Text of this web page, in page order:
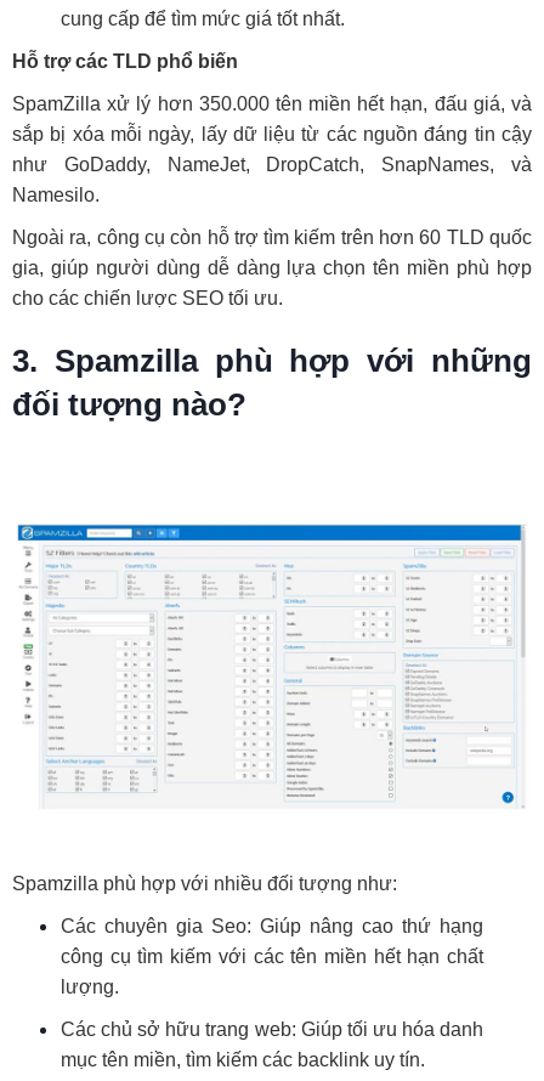
cung cấp để tìm mức giá tốt nhất.
Hỗ trợ các TLD phổ biến
SpamZilla xử lý hơn 350.000 tên miền hết hạn, đấu giá, và
sắp bị xóa mỗi ngày, lấy dữ liệu từ các nguồn đáng tin cậy
như GoDaddy, NameJet, DropCatch, SnapNames, và
Namesilo.
Ngoài ra, công cụ còn hỗ trợ tìm kiếm trên hơn 60 TLD quốc
gia, giúp người dùng dễ dàng lựa chọn tên miền phù hợp
cho các chiến lược SEO tối ưu.
3. Spamzilla phù hợp với những
đối tượng nào?
Spamzilla phù hợp với nhiều đối tượng như:
Các chuyên gia Seo: Giúp nâng cao thứ hạng
công cụ tìm kiếm với các tên miền hết hạn chất
lượng.
Các chủ sở hữu trang web: Giúp tối ưu hóa danh
mục tên miền, tìm kiếm các backlink uy tín.